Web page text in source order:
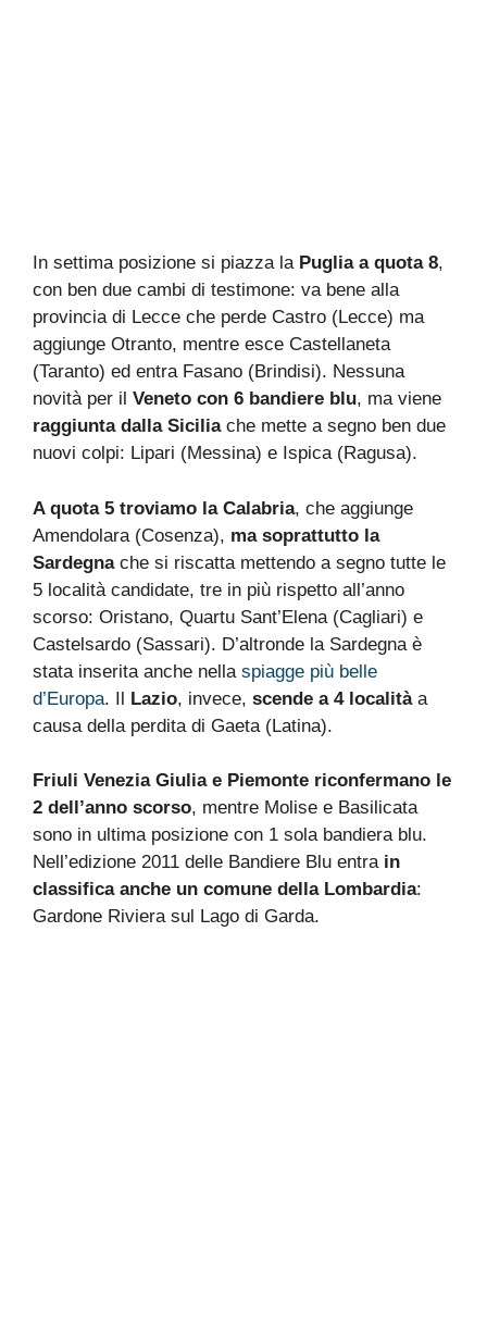
In settima posizione si piazza la Puglia a quota 8,
con ben due cambi di testimone: va bene alla
provincia di Lecce che perde Castro (Lecce) ma
aggiunge Otranto, mentre esce Castellaneta
(Taranto) ed entra Fasano (Brindisi). Nessuna
novità per il Veneto con 6 bandiere blu, ma viene
raggiunta dalla Siciliache mette a segno ben due
nuovi colpi: Lipari (Messina) e Ispica (Ragusa).
A quota 5 troviamo la Calabria, che aggiunge
Amendolara (Cosenza), ma soprattutto la
Sardegnache si riscatta mettendo a segno tutte le
5 località candidate, tre in più rispetto all’anno
scorso: Oristano, Quartu Sant’Elena (Cagliari) e
Castelsardo (Sassari). D’altronde la Sardegna è
stata inserita anche nella spiagge più belle
d’Europa. Il Lazio, invece, scende a 4 localitàa
causa della perdita di Gaeta (Latina).
Friuli Venezia Giulia e Piemonte riconfermano le
2 dell’anno scorso, mentre Molise e Basilicata
sono in ultima posizione con 1 sola bandiera blu.
Nell’edizione 2011 delle Bandiere Blu entra in
classifica anche un comune della Lombardia:
Gardone Riviera sul Lago di Garda.